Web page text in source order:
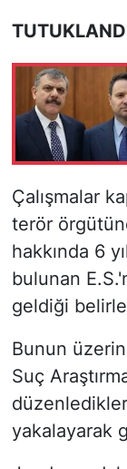
Çalışmalar
terör
hakkında 6
bulunan
geldiği
Bunun
Suç
yakalayarak